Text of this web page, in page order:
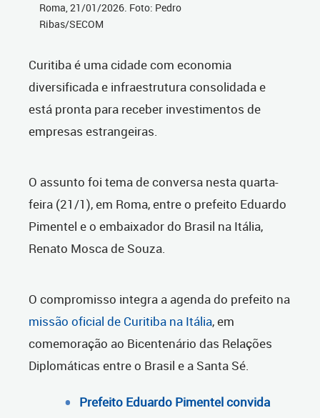
Roma, 21/01/2026. Foto: Pedro
Ribas/SECOM
Curitiba é uma cidade com economia
diversificada e infraestrutura consolidada e
está pronta para receber investimentos de
empresas estrangeiras.
O assunto foi tema de conversa nesta quarta-
feira (21/1), em Roma, entre o prefeito Eduardo
Pimentel e o embaixador do Brasil na Itália,
Renato Mosca de Souza.
O compromisso integra a agenda do prefeito na
missão oficial de Curitiba na Itália, em
comemoração ao Bicentenário das Relações
Diplomáticas entre o Brasil e a Santa Sé.
Prefeito Eduardo Pimentel convida